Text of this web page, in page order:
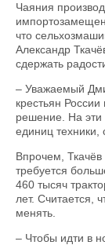
Чаяния
что
Александр
сдержать
– Уважаемый
крестьян
решение. На эти
единиц техники,
Впрочем, Ткачёв
требуется
460 тысяч
лет. Считается,
менять.
– Чтобы идти в